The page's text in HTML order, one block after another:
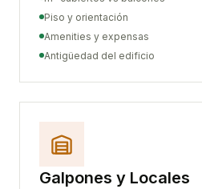
Piso y orientación
Amenities y expensas
Antigüedad del edificio
Galpones y Locales